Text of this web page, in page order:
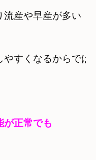
流産や早産が多い
やすくなるからで
が正常でも